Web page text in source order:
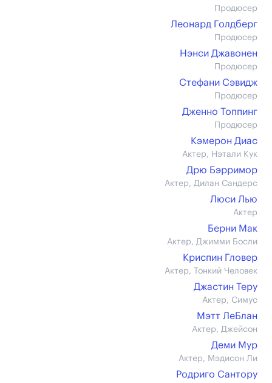
Продюсер
Леонард Голдберг
Продюсер
Нэнси Джавонен
Продюсер
Стефани Сэвидж
Продюсер
Дженно Топпинг
Продюсер
Кэмерон Диас
Актер, Нэтали Кук
Дрю Бэрримор
Актер, Дилан Сандерс
Люси Лью
Актер
Берни Мак
Актер, Джимми Босли
Криспин Гловер
Актер, Тонкий Человек
Джастин Теру
Актер, Симус
Мэтт ЛеБлан
Актер, Джейсон
Деми Мур
Актер, Мэдисон Ли
Родриго Сантору